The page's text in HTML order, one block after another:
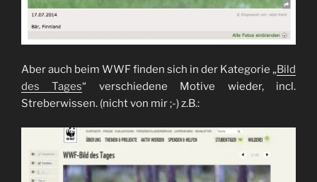
Aber auch beim WWF finden sich in der Kategorie „Bild
des Tages“ verschiedene Motive wieder, incl.
Streberwissen. (nicht von mir ;-) z.B.: